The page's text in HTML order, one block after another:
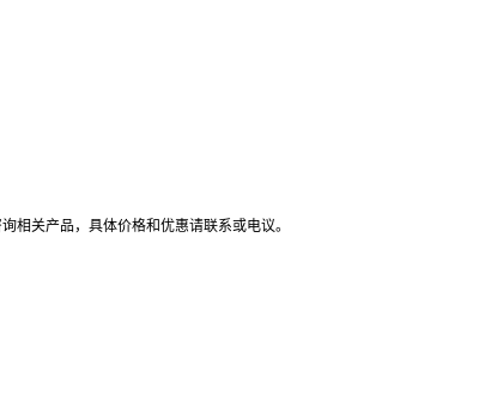
相关产品，具体价格和优惠请联系或电议。